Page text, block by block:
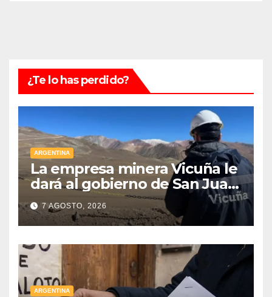
¿Te lo has perdido?
ARGENTINA
La empresa minera Vicuña le
dará al gobierno de San Juan
U$D 250 millones cómo un
aporte extraordinario y no
reembolsable
7 AGOSTO, 2026
ARGENTINA